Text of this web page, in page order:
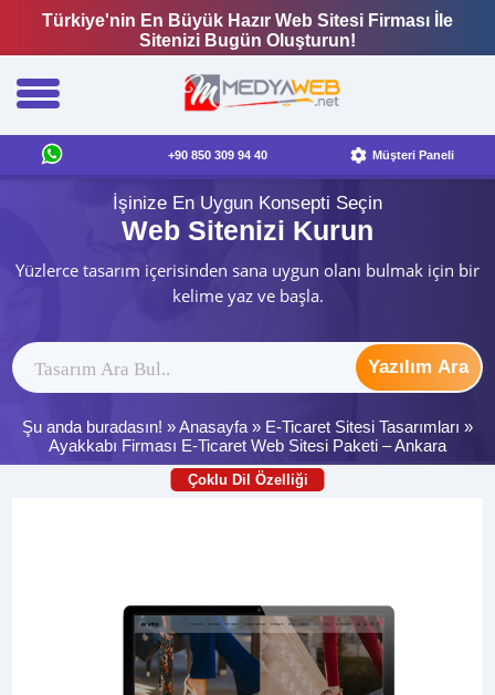
Türkiye'nin En Büyük Hazır Web Sitesi Firması İle
Sitenizi Bugün Oluşturun!
+90 850 309 94 40 Müşteri Paneli
İşinize En Uygun Konsepti Seçin
Web Sitenizi Kurun
Yüzlerce tasarım içerisinden sana uygun olanı bulmak için bir
kelime yaz ve başla.
Yazılım Ara
Şu anda buradasın! »Anasayfa » E-Ticaret Sitesi Tasarımları »
Ayakkabı Firması E-Ticaret Web Sitesi Paketi – Ankara
Çoklu Dil Özelliği